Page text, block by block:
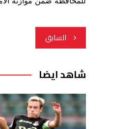
تصفّح
المقالات
السابق
شاهد ايضا